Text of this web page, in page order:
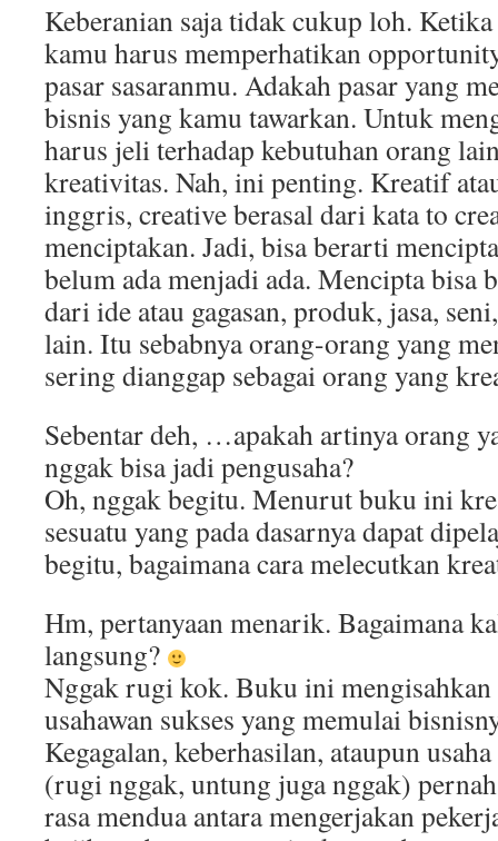
Keberanian saja tidak cukup loh.
kamu harus memperhatikan
pasar sasaranmu. Adakah pasar yang
bisnis yang kamu tawarkan. Untuk
harus jeli terhadap kebutuhan orang
kreativitas. Nah, ini penting. Kreatif
inggris, creative berasal dari kata to
menciptakan. Jadi, bisa berarti
belum ada menjadi ada. Mencipta bisa
dari ide atau gagasan, produk, jasa,
lain. Itu sebabnya orang-orang yang
sering dianggap sebagai orang yang
Sebentar deh, …apakah artinya orang
nggak bisa jadi pengusaha?
Oh, nggak begitu. Menurut buku ini
sesuatu yang pada dasarnya dapat
begitu, bagaimana cara melecutkan
Hm, pertanyaan menarik. Bagaimana
langsung?
Nggak rugi kok. Buku ini mengisahkan
usahawan sukses yang memulai
Kegagalan, keberhasilan, ataupun
(rugi nggak, untung juga nggak)
rasa mendua antara mengerjakan